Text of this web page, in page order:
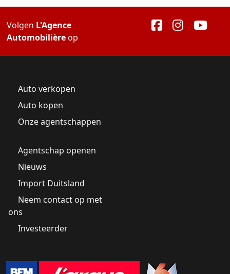
Volgen L'Agence
Automobilièreop
Auto verkopen
Auto kopen
Onze agentschappen
Agentschap openen
Nieuws
Import Duitsland
Neem contact op met
ons
Investeerder